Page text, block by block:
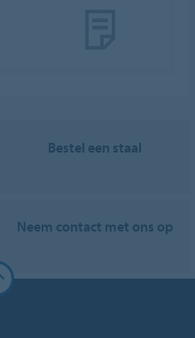
Bestel een staal
Neem contact met ons op